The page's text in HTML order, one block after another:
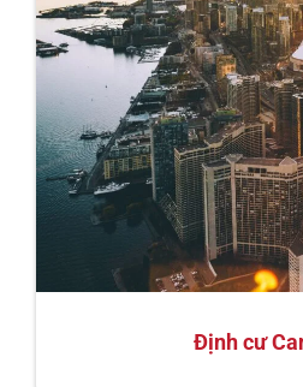
Định cư